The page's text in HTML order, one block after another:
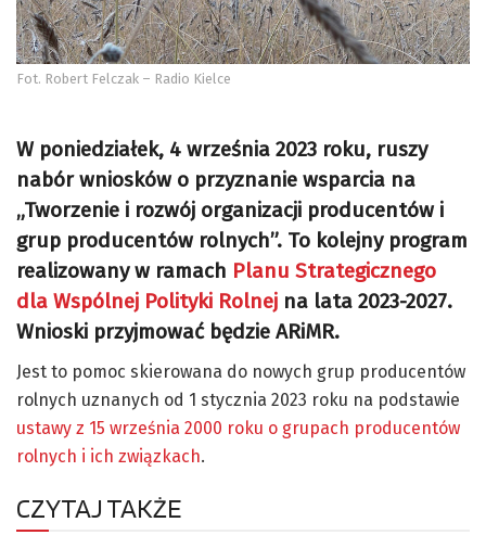
Fot. Robert Felczak – Radio Kielce
W poniedziałek, 4 września 2023 roku, ruszy
nabór wniosków o przyznanie wsparcia na
„Tworzenie i rozwój organizacji producentów i
grup producentów rolnych”. To kolejny program
realizowany w ramach Planu Strategicznego
dla Wspólnej Polityki Rolnej na lata 2023-2027.
Wnioski przyjmować będzie ARiMR.
Jest to pomoc skierowana do nowych grup producentów
rolnych uznanych od 1 stycznia 2023 roku na podstawie
ustawy z 15 września 2000 roku o grupach producentów
rolnych i ich związkach.
CZYTAJ TAKŻE